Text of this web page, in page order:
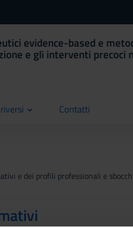
evidence-based e
e gli interventi precoci
Contatti
current
e dei profili professionali e